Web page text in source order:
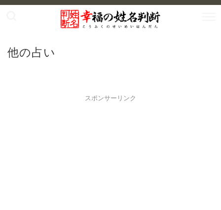
他の占い
スポンサーリンク